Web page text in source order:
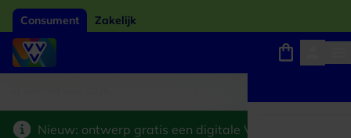
Consument Zakelijk
Nieuw: ontwerp gratis een digitale VVV